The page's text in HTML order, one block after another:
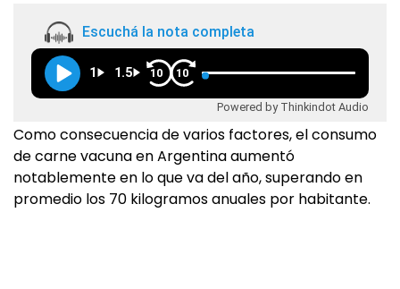
Escuchá la nota completa
1 1.5 10 10
Powered by Thinkindot Audio
Como consecuencia de varios factores, el consumo
de carne vacuna en Argentina aumentó
notablemente en lo que va del año, superando en
promedio los 70 kilogramos anuales por habitante.